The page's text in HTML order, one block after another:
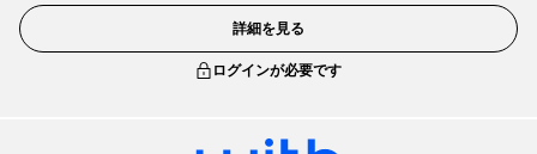
詳細を見る
ログインが必要です